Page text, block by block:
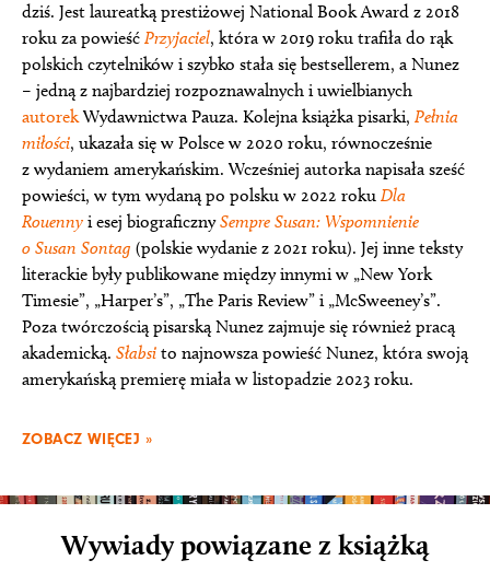
dziś. Jest laureatką prestiżowej National Book Award z 2018
roku za powieść Przyjaciel, która w 2019 roku trafiła do rąk
polskich czytelników i szybko stała się bestsellerem, a Nunez
– jedną z najbardziej rozpoznawalnych i uwielbianych
autorekWydawnictwa Pauza. Kolejna książka pisarki, Pełnia
miłości, ukazała się w Polsce w 2020 roku, równocześnie
z wydaniem amerykańskim. Wcześniej autorka napisała sześć
powieści, w tym wydaną po polsku w 2022 roku Dla
Rouenny i esej biograficznySempre Susan: Wspomnienie
o Susan Sontag (polskie wydanie z 2021 roku). Jej inne teksty
literackie były publikowane między innymi w „New York
Timesie”, „Harper’s”, „The Paris Review” i „McSweeney’s”.
Poza twórczością pisarską Nunez zajmuje się również pracą
akademicką. Słabsi to najnowsza powieść Nunez, która swoją
amerykańską premierę miała w listopadzie 2023 roku.
ZOBACZ WIĘCEJ »
Wywiady powiązane z książką